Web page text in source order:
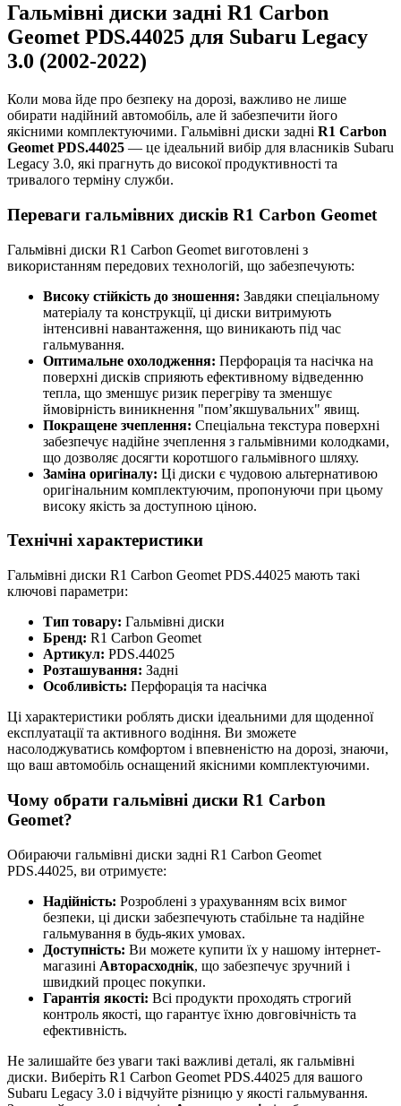
Гальмівні диски задні R1 Carbon
Geomet PDS.44025 для Subaru Legacy
3.0 (2002-2022)
Коли мова йде про безпеку на дорозі, важливо не лише
обирати надійний автомобіль, але й забезпечити його
якісними комплектуючими. Гальмівні диски задні R1 Carbon
Geomet PDS.44025 — це ідеальний вибір для власників Subaru
Legacy 3.0, які прагнуть до високої продуктивності та
тривалого терміну служби.
Переваги гальмівних дисків R1 Carbon Geomet
Гальмівні диски R1 Carbon Geomet виготовлені з
використанням передових технологій, що забезпечують:
Високу стійкість до зношення: Завдяки спеціальному
матеріалу та конструкції, ці диски витримують
інтенсивні навантаження, що виникають під час
гальмування.
Оптимальне охолодження: Перфорація та насічка на
поверхні дисків сприяють ефективному відведенню
тепла, що зменшує ризик перегріву та зменшує
ймовірність виникнення "пом’якшувальних" явищ.
Покращене зчеплення: Спеціальна текстура поверхні
забезпечує надійне зчеплення з гальмівними колодками,
що дозволяє досягти коротшого гальмівного шляху.
Заміна оригіналу: Ці диски є чудовою альтернативою
оригінальним комплектуючим, пропонуючи при цьому
високу якість за доступною ціною.
Технічні характеристики
Гальмівні диски R1 Carbon Geomet PDS.44025 мають такі
ключові параметри:
Тип товару: Гальмівні диски
Бренд: R1 Carbon Geomet
Артикул: PDS.44025
Розташування: Задні
Особливість: Перфорація та насічка
Ці характеристики роблять диски ідеальними для щоденної
експлуатації та активного водіння. Ви зможете
насолоджуватись комфортом і впевненістю на дорозі, знаючи,
що ваш автомобіль оснащений якісними комплектуючими.
Чому обрати гальмівні диски R1 Carbon
Geomet?
Обираючи гальмівні диски задні R1 Carbon Geomet
PDS.44025, ви отримуєте:
Надійність: Розроблені з урахуванням всіх вимог
безпеки, ці диски забезпечують стабільне та надійне
гальмування в будь-яких умовах.
Доступність: Ви можете купити їх у нашому інтернет-
магазині Авторасходнік, що забезпечує зручний і
швидкий процес покупки.
Гарантія якості: Всі продукти проходять строгий
контроль якості, що гарантує їхню довговічність та
ефективність.
Не залишайте без уваги такі важливі деталі, як гальмівні
диски. Виберіть R1 Carbon Geomet PDS.44025 для вашого
Subaru Legacy 3.0 і відчуйте різницю у якості гальмування.